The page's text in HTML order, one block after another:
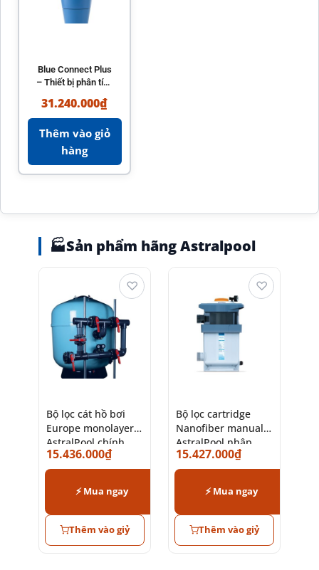
Blue Connect Plus
– Thiết bị phân tích
AstralPool chính
hãng
31.240.000₫
Thêm vào giỏ
hàng
🏭Sản phẩm hãng Astralpool
Bộ lọc cát hồ bơi
Europe monolayer
AstralPool chính
hãng Tây Ban Nha
15.436.000₫
⚡ Mua ngay
Thêm vào giỷ
♡
Bộ lọc cartridge
Nanofiber manual
AstralPool nhập
khẩu Tây Ban Nha
15.427.000₫
⚡ Mua ngay
Thêm vào giỷ
♡